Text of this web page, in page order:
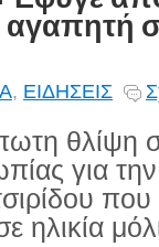
αγαπητή
, ΕΙΔΗΣΕΙΣ
θλίψη
για
ηλικία